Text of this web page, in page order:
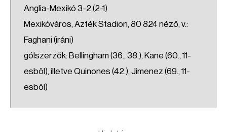
Anglia-Mexikó 3-2 (2-1)
Mexikóváros, Azték Stadion, 80 824 néző, v.:
Faghani (iráni)
gólszerzők: Bellingham (36., 38.), Kane (60., 11-
esből), illetve Quinones (42.), Jimenez (69., 11-
esből)